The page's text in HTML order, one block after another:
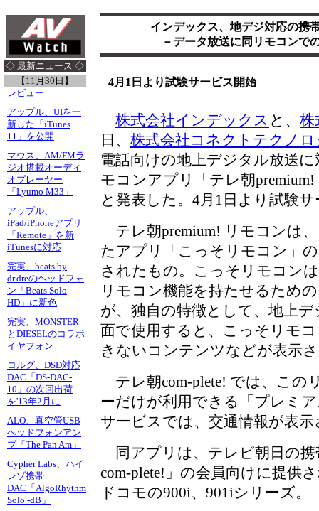
◇ 最新ニュース ◇
【11月30日】
レビュー
アップル、UIを一
新した「iTunes
11」を公開
マウス、AM/FMラ
ジオ搭載オーディ
オプレーヤー
「Lyumo M33」
アップル、
iPad/iPhoneアプリ
「Remote」を新
iTunesに対応
完実、beats by
dr.dreのヘッドフォ
ン「Beats Solo
HD」に新色
完実、MONSTER
とDIESELのコラボ
イヤフォン
コルグ、DSD対応
DAC「DS-DAC-
10」の次回出荷
を'13年2月に
ALO、真空管USB
ヘッドフォンアン
プ「The Pan Am」
Cypher Labs、ハイ
レゾ携帯
DAC「AlgoRhythm
Solo -dB」
インデックス、地デジ対応の携
－データ放送に同リモコンで
4月1日より試験サービス開始
株式会社インデックス と、 株
日、 株式会社コネクトテクノ
電話向けの地上デジタル放送
モコンアプリ「テレ朝
と発表した。4月1日より試験
テレ朝premium! リモコンは
たアプリ「こっそリモコン」
されたもの。こっそリモコン
リモコン機能を持たせるため
が、独自の特徴として、地上
面で使用すると、こっそリモ
きないコンテンツなどが表示
テレ朝com-plete! では、この
ーだけが利用できる「プレミ
サービスでは、交通情報が表
同アプリは、テレビ朝日の
com-plete!」の会員向けに提供
ドコモの900i、901iシリーズ。